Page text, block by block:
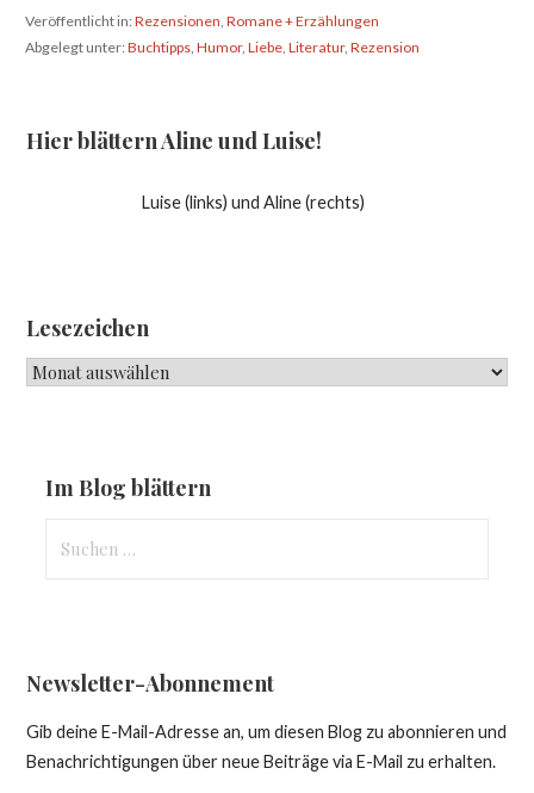
Veröffentlicht in:Rezensionen Romane + Erzählungen
Abgelegt unter:Buchtipps, Humor, Liebe, Literatur, Rezension
Hier blättern Aline und Luise!
Luise (links) und Aline (rechts)
Lesezeichen
Lesezeichen
Im Blog blättern
nach:
Newsletter-Abonnement
Gib deine E-Mail-Adresse an, um diesen Blog zu abonnieren und
Benachrichtigungen über neue Beiträge via E-Mail zu erhalten.